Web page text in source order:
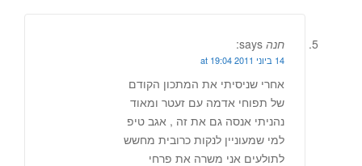
חנה says:
14 ביוני 2011 at 19:04
אחרי שניסיתי את המתכון הקודם
של תפוחי אדמה עם זעטר ומאוד
נהניתי אנסה גם את זה , אגב טיפ
למי שמעוניין לנקות כרובית מחשש
לתולעים אני משרה את פרחי